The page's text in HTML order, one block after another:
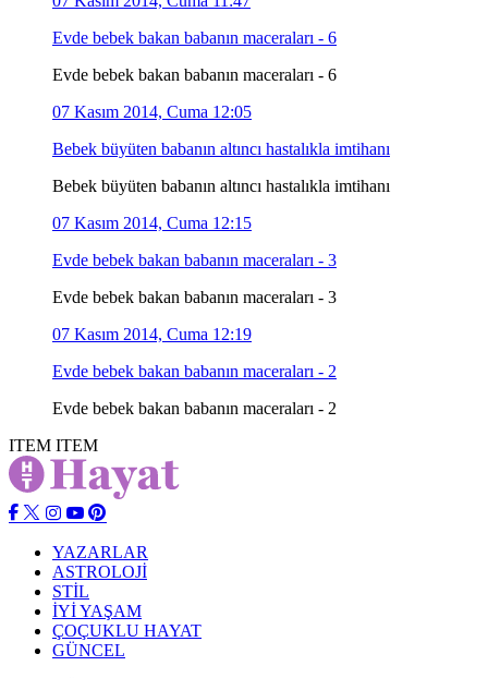
Evde bebek bakan babanın maceraları - 6
Evde bebek bakan babanın maceraları - 6
07 Kasım 2014, Cuma 12:05
Bebek büyüten babanın altıncı hastalıkla imtihanı
Bebek büyüten babanın altıncı hastalıkla imtihanı
07 Kasım 2014, Cuma 12:15
Evde bebek bakan babanın maceraları - 3
Evde bebek bakan babanın maceraları - 3
07 Kasım 2014, Cuma 12:19
Evde bebek bakan babanın maceraları - 2
Evde bebek bakan babanın maceraları - 2
ITEM ITEM
YAZARLAR
ASTROLOJİ
STİL
İYİ YAŞAM
ÇOÇUKLU HAYAT
GÜNCEL